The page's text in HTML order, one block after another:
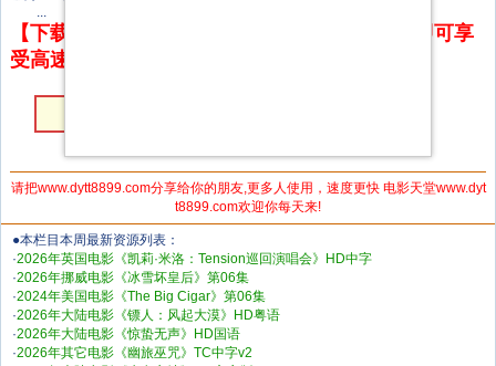
...
【下载地址】本站专属下载器：点击下方链接 即可享
受高速下载和在线播放 专治迅雷无法下载
请把www.dytt8899.com分享给你的朋友,更多人使用，速度更快 电影天堂www.dyt
t8899.com欢迎你每天来!
●本栏目本周最新资源列表：
·2026年英国电影《凯莉·米洛：Tension巡回演唱会》HD中字
·2026年挪威电影《冰雪坏皇后》第06集
·2024年美国电影《The Big Cigar》第06集
·2026年大陆电影《镖人：风起大漠》HD粤语
·2026年大陆电影《惊蛰无声》HD国语
·2026年其它电影《幽旅巫咒》TC中字v2